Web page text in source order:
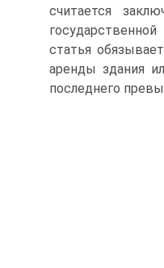
считается
статья
аренды здания
последнего